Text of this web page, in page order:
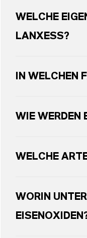
WELCHE
LANXESS?
IN WELCHEN
WIE WERDEN
WELCHE
WORIN